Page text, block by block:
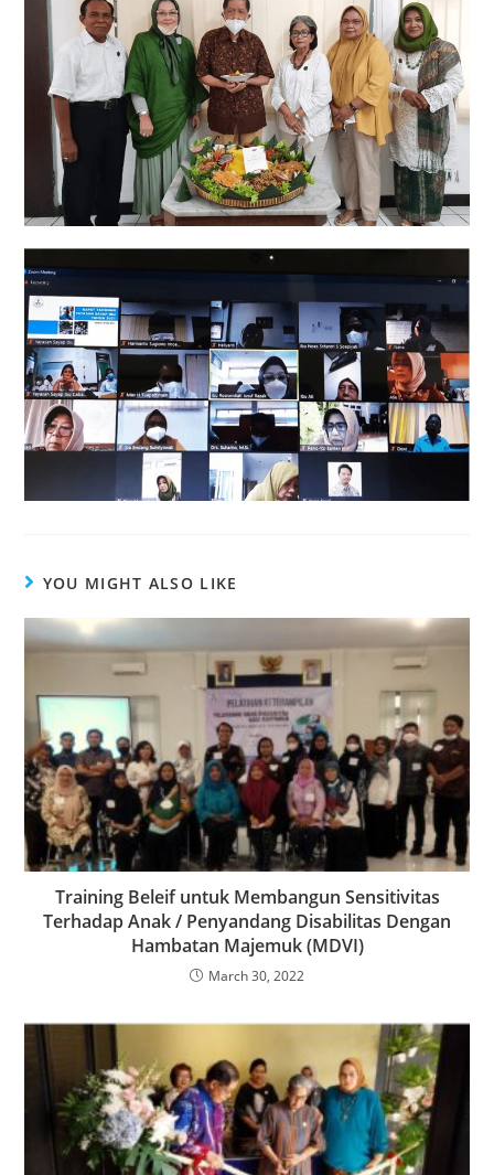
YOU MIGHT ALSO LIKE
Training Beleif untuk Membangun Sensitivitas
Terhadap Anak / Penyandang Disabilitas Dengan
Hambatan Majemuk (MDVI)
March 30, 2022